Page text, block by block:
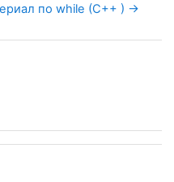
по while (C++ ) →